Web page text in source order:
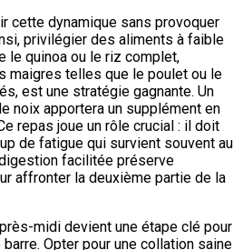
cette dynamique sans provoquer
privilégier des aliments à faible
le quinoa ou le riz complet,
maigres telles que le poulet ou le
est une stratégie gagnante. Un
noix apportera un supplément en
repas joue un rôle crucial : il doit
de fatigue qui survient souvent au
facilitée préserve
affronter la deuxième partie de la
midi devient une étape clé pour
Opter pour une collation saine